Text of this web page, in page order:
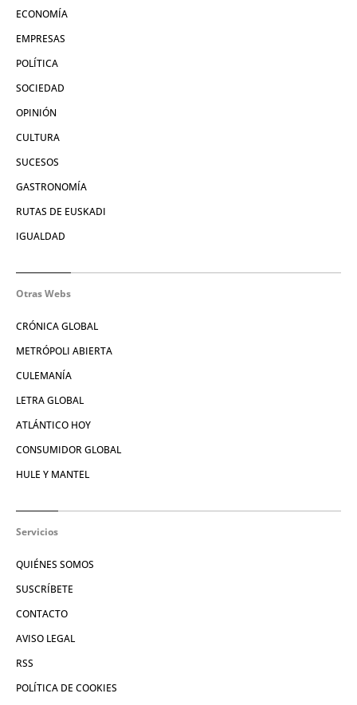
ECONOMÍA
EMPRESAS
POLÍTICA
SOCIEDAD
OPINIÓN
CULTURA
SUCESOS
GASTRONOMÍA
RUTAS DE EUSKADI
IGUALDAD
Otras Webs
CRÓNICA GLOBAL
METRÓPOLI ABIERTA
CULEMANÍA
LETRA GLOBAL
ATLÁNTICO HOY
CONSUMIDOR GLOBAL
HULE Y MANTEL
Servicios
QUIÉNES SOMOS
SUSCRÍBETE
CONTACTO
AVISO LEGAL
RSS
POLÍTICA DE COOKIES